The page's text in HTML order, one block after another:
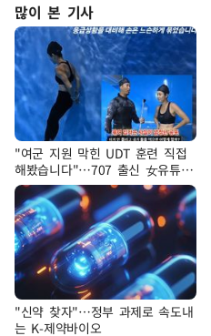
많이 본 기사
"여군 지원 막힌 UDT 훈련 직접
해봤습니다"…707 출신 女유튜버
'완벽 소화'
"신약 찾자"…정부 과제로 속도내
는 K-제약바이오